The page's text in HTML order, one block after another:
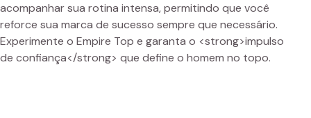
acompanhar sua rotina intensa, permitindo que você
reforce sua marca de sucesso sempre que necessário.
Experimente o Empire Top e garanta o <strong>impulso
de confiança</strong> que define o homem no topo.